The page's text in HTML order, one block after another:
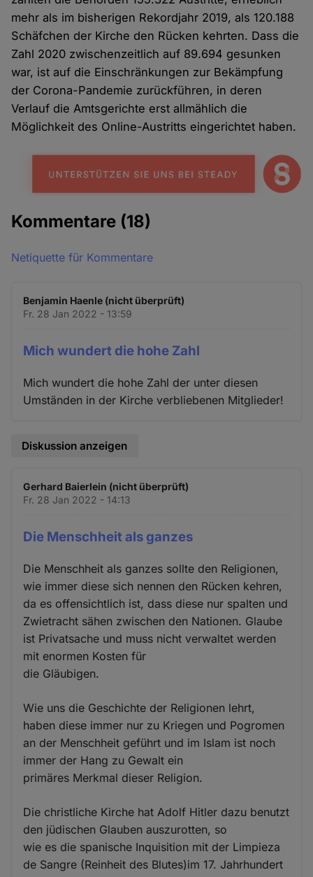
mehr als im bisherigen Rekordjahr 2019, als 120.188
Schäfchen der Kirche den Rücken kehrten. Dass die
Zahl 2020 zwischenzeitlich auf 89.694 gesunken
war, ist auf die Einschränkungen zur Bekämpfung
der Corona-Pandemie zurückführen, in deren
Verlauf die Amtsgerichte erst allmählich die
Möglichkeit des Online-Austritts eingerichtet haben.
Kommentare (18)
Netiquette für Kommentare
Benjamin Haenle (nicht überprüft)
Fr. 28 Jan 2022 - 13:59
Mich wundert die hohe Zahl
Mich wundert die hohe Zahl der unter diesen
Umständen in der Kirche verbliebenen Mitglieder!
Diskussion anzeigen
Gerhard Baierlein (nicht überprüft)
Fr. 28 Jan 2022 - 14:13
Die Menschheit als ganzes
Die Menschheit als ganzes sollte den Religionen,
wie immer diese sich nennen den Rücken kehren,
da es offensichtlich ist, dass diese nur spalten und
Zwietracht sähen zwischen den Nationen. Glaube
ist Privatsache und muss nicht verwaltet werden
mit enormen Kosten für
die Gläubigen.
Wie uns die Geschichte der Religionen lehrt,
haben diese immer nur zu Kriegen und Pogromen
an der Menschheit geführt und im Islam ist noch
immer der Hang zu Gewalt ein
primäres Merkmal dieser Religion.
Die christliche Kirche hat Adolf Hitler dazu benutzt
den jüdischen Glauben auszurotten, so
wie es die spanische Inquisition mit der Limpieza
de Sangre (Reinheit des Blutes)im 17. Jahrhundert